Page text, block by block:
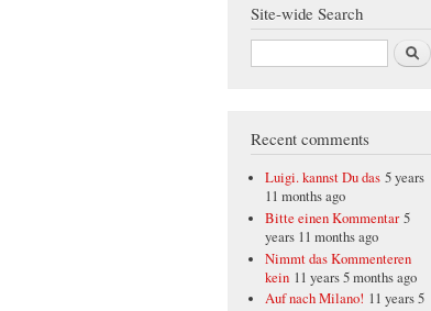
Site-wide Search
Search
Recent comments
Luigi. kannst Du das 5 years
11 months ago
Bitte einen Kommentar 5
years 11 months ago
Nimmt das Kommenteren
kein 11 years 5 months ago
Auf nach Milano! 11 years 5